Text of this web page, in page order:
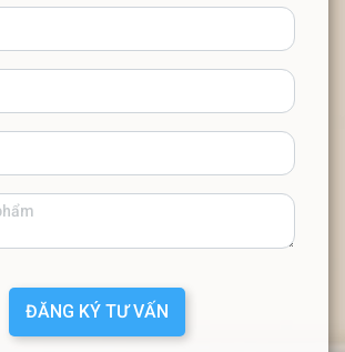
ĐĂNG KÝ TƯ VẤN